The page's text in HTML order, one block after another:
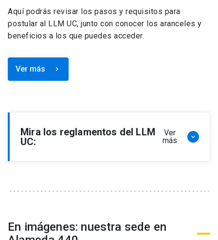
Aquí podrás revisar los pasos y requisitos para
postular al LLM UC, junto con conocer los aranceles y
beneficios a los que puedes acceder.
Ver más keyboard_arrow_right
Mira los reglamentos del LLM
UC:
Ver
más
keyboard_arrow_down
Reglamento de Becas y Descuentos Programa
de Magíster en Derecho, LLM
En imágenes: nuestra sede en